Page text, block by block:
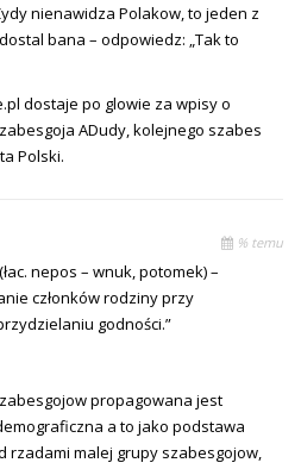
nienawidza Polakow, to jeden z
bana – odpowiedz: „Tak to
dostaje po glowie za wpisy o
ADudy, kolejnego szabes
Polski.
% temu
nepos – wnuk, potomek) –
członków rodziny przy
godności.”
propagowana jest
a to jako podstawa
rzadami malej grupy szabesgojow,